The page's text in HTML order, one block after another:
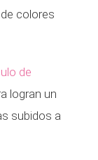
colores
de
logran un
subidos a